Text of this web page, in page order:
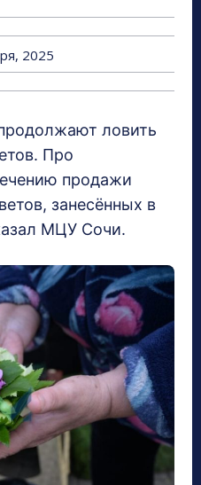
2025
ловить
Про
продажи
занесённых в
МЦУ Сочи.